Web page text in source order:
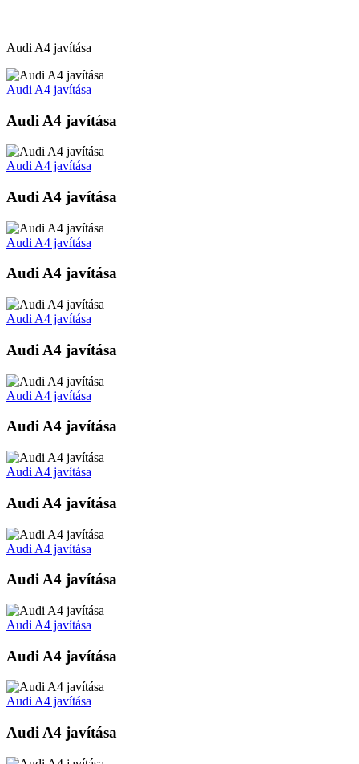
Audi A4 javítása
Audi A4 javítása
Audi A4 javítása
Audi A4 javítása
Audi A4 javítása
Audi A4 javítása
Audi A4 javítása
Audi A4 javítása
Audi A4 javítása
Audi A4 javítása
Audi A4 javítása
Audi A4 javítása
Audi A4 javítása
Audi A4 javítása
Audi A4 javítása
Audi A4 javítása
Audi A4 javítása
Audi A4 javítása
Audi A4 javítása